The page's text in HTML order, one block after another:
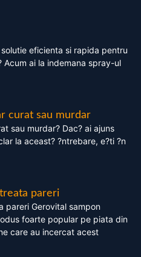
eficienta si rapida pentru
Acum ai la indemana spray-ul
curat sau murdar
sau murdar? Dac? ai ajuns
la aceast? ?ntrebare, e?ti ?n
pareri
pareri Gerovital sampon
foarte popular pe piata din
care au incercat acest